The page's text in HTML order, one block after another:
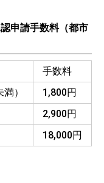
申請手数料（都市
手数料
）
1,800円
2,900円
18,000円